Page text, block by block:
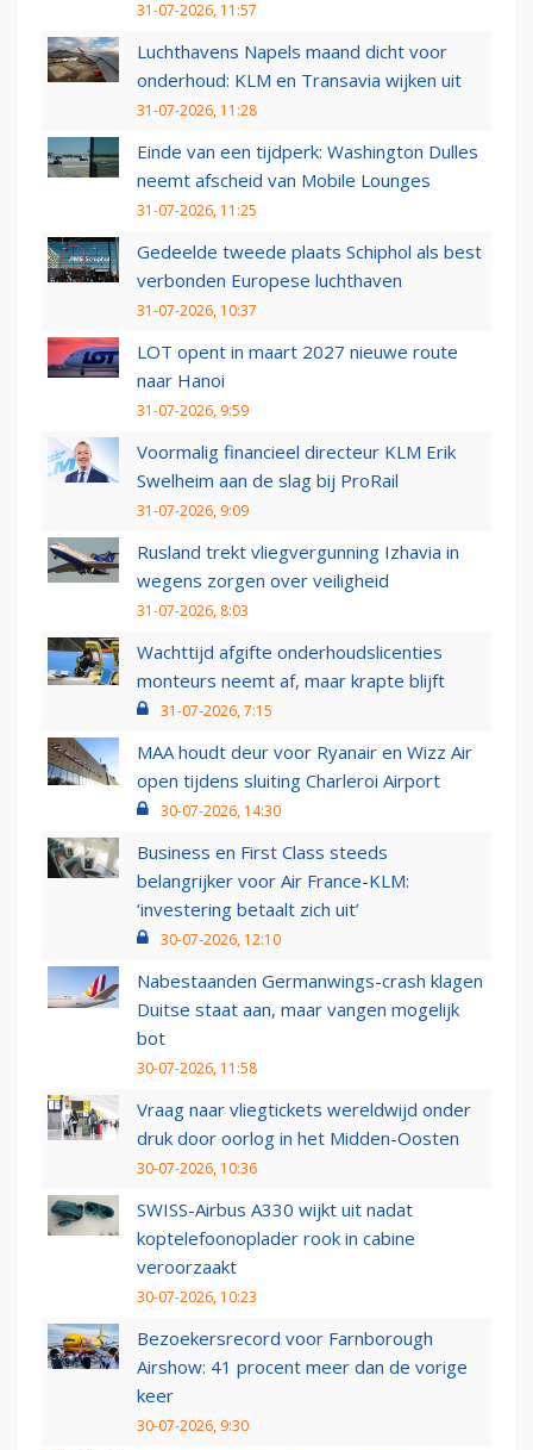
31-07-2026, 11:57
Luchthavens Napels maand dicht voor
onderhoud: KLM en Transavia wijken uit
31-07-2026, 11:28
Einde van een tijdperk: Washington Dulles
neemt afscheid van Mobile Lounges
31-07-2026, 11:25
Gedeelde tweede plaats Schiphol als best
verbonden Europese luchthaven
31-07-2026, 10:37
LOT opent in maart 2027 nieuwe route
naar Hanoi
31-07-2026, 9:59
Voormalig financieel directeur KLM Erik
Swelheim aan de slag bij ProRail
31-07-2026, 9:09
Rusland trekt vliegvergunning Izhavia in
wegens zorgen over veiligheid
31-07-2026, 8:03
Wachttijd afgifte onderhoudslicenties
monteurs neemt af, maar krapte blijft
31-07-2026, 7:15
MAA houdt deur voor Ryanair en Wizz Air
open tijdens sluiting Charleroi Airport
30-07-2026, 14:30
Business en First Class steeds
belangrijker voor Air France-KLM:
‘investering betaalt zich uit’
30-07-2026, 12:10
Nabestaanden Germanwings-crash klagen
Duitse staat aan, maar vangen mogelijk
bot
30-07-2026, 11:58
Vraag naar vliegtickets wereldwijd onder
druk door oorlog in het Midden-Oosten
30-07-2026, 10:36
SWISS-Airbus A330 wijkt uit nadat
koptelefoonoplader rook in cabine
veroorzaakt
30-07-2026, 10:23
Bezoekersrecord voor Farnborough
Airshow: 41 procent meer dan de vorige
keer
30-07-2026, 9:30